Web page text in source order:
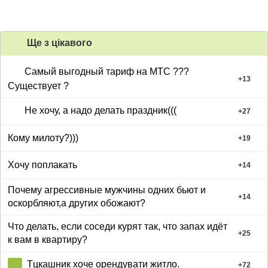
Ще з цiкавого
Самый выгодный тариф на МТС ???
Существует ?
+13
Не хочу, а надо делать праздник((( +27
Кому милоту?))) +19
Хочу поплакать +14
Почему агрессивные мужчины одних бьют и
оскорбляют,а других обожают?
+14
Что делать, если соседи курят так, что запах идёт
к вам в квартиру?
+25
Тцкашник хоче орендувати житло. +72